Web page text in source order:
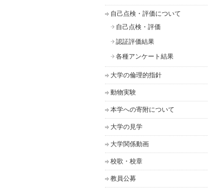
自己点検・評価について
自己点検・評価
認証評価結果
各種アンケート結果
大学の倫理的指針
動物実験
本学への寄附について
大学の見学
大学関係動画
校歌・校章
教員公募